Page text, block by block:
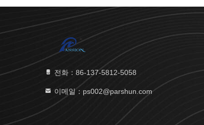
전화：86-137-5812-5058
이메일：ps002@parshun.com